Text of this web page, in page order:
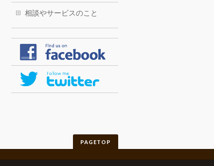
相談やサービスのこと
PAGETOP